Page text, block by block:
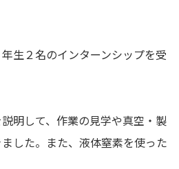
生２名のインターンシップを受
明して、作業の見学や真空・製
した。また、液体窒素を使った